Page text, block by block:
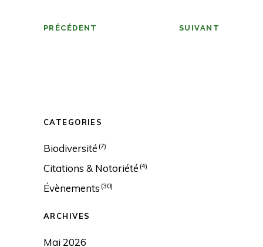
PRÉCÉDENT SUIVANT
CATEGORIES
Biodiversité (7)
Citations & Notoriété (4)
Évènements (30)
ARCHIVES
Mai 2026